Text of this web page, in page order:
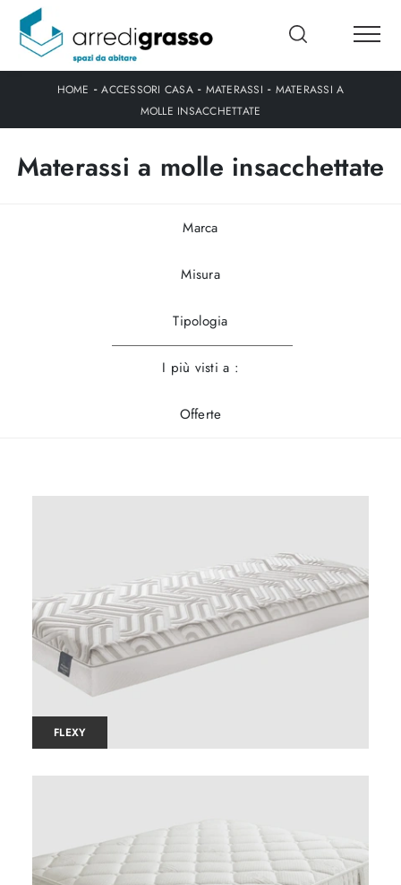
HOME -ACCESSORI CASA- MATERASSI - MATERASSI A
MOLLE INSACCHETTATE
Materassi a molle insacchettate
Marca
Misura
Tipologia
I più visti a :
Offerte
FLEXY